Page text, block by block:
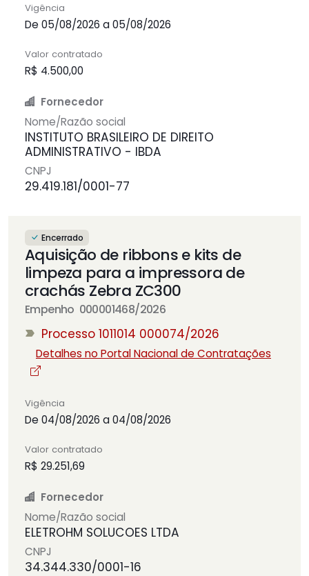
Vigência
De 05/08/2026 a 05/08/2026
Valor contratado
R$ 4.500,00
Fornecedor
Nome/Razão social
INSTITUTO BRASILEIRO DE DIREITO
ADMINISTRATIVO - IBDA
CNPJ
29.419.181/0001-77
Encerrado
Aquisição de ribbons e kits de
limpeza para a impressora de
crachás Zebra ZC300
Empenho 000001468/2026
Processo 1011014 000074/2026
Detalhes no Portal Nacional de Contratações
Vigência
De 04/08/2026 a 04/08/2026
Valor contratado
R$ 29.251,69
Fornecedor
Nome/Razão social
ELETROHM SOLUCOES LTDA
CNPJ
34.344.330/0001-16